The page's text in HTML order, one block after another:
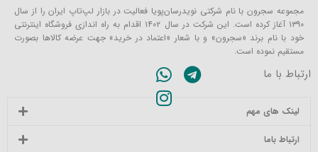
مجموعه سجرون با نام شرکتی نویدرسان‌پویا فعالیت در بازار لپ‌تاپ ایران را از سال
۱۳۹۰ آغاز کرده است. این شرکت در سال ۱۴۰۲ اقدام به راه اندازی فروشگاه اینترنتی
خود با نام برند «سجرون» و با شعار «اعتماد در خرید» جهت عرضه کالاها بصورت
مستقیم نموده است.
ارتباط با ما
لینک های مهم
ارتباط باما